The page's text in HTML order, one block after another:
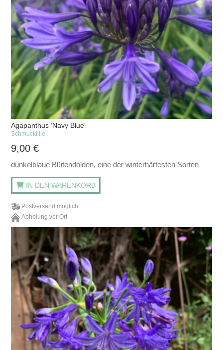
Agapanthus 'Navy Blue'
Schmucklilie
9,00€
dunkelblaue Blütendolden, eine der winterhärtesten Sorten
IN DEN WARENKORB
Postversand möglich
Abholung vor Ort